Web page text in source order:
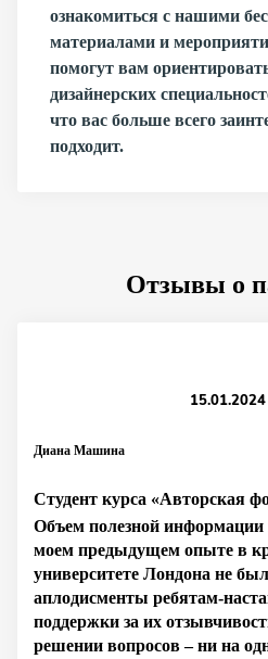
ознакомиться с нашими
материалами и
помогут вам
дизайнерских
что вас больше всего
подходит.
Отзывы о
Диана Машина
15.01.2024
Студент курса «Авторская
Объем полезной
моем предыдущем опыте в
университете Лондона не
аплодисменты ребятам-
поддержки за их
решении вопросов – ни на